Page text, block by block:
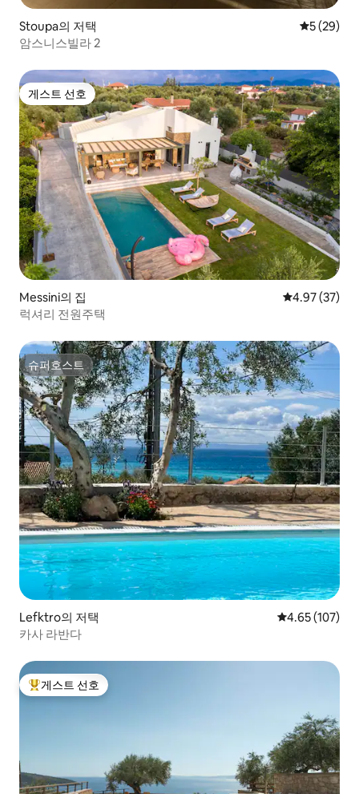
Stoupa의 저택 평점 5점(5
5 (29)
암스니스빌라 2
게스트 선호
게스트 선호
Messini의 집 평점 4.97점(5
4.97 (37)
럭셔리 전원주택
슈퍼호스트
슈퍼호스트
Lefktro의 저택 평점 4.65점(5
4.65 (107)
카사 라반다
상위 게스트 선호
게스트 선호